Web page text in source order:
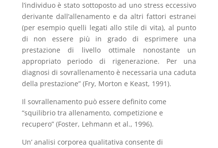
l’individuo è stato sottoposto ad uno stress eccessivo
derivante dall’allenamento e da altri fattori estranei
(per esempio quelli legati allo stile di vita), al punto
di non essere più in grado di esprimere una
prestazione di livello ottimale nonostante un
appropriato periodo di rigenerazione. Per una
diagnosi di sovrallenamento è necessaria una caduta
della prestazione” (Fry, Morton e Keast, 1991).
Il sovrallenamento può essere definito come
“squilibrio tra allenamento, competizione e
recupero” (Foster, Lehmann et al., 1996).
Un’ analisi corporea qualitativa consente di